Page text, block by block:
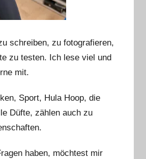
schreiben, zu fotografieren,
zu testen. Ich lese viel und
mit.
Sport, Hula Hoop, die
Düfte, zählen auch zu
haben, möchtest mir